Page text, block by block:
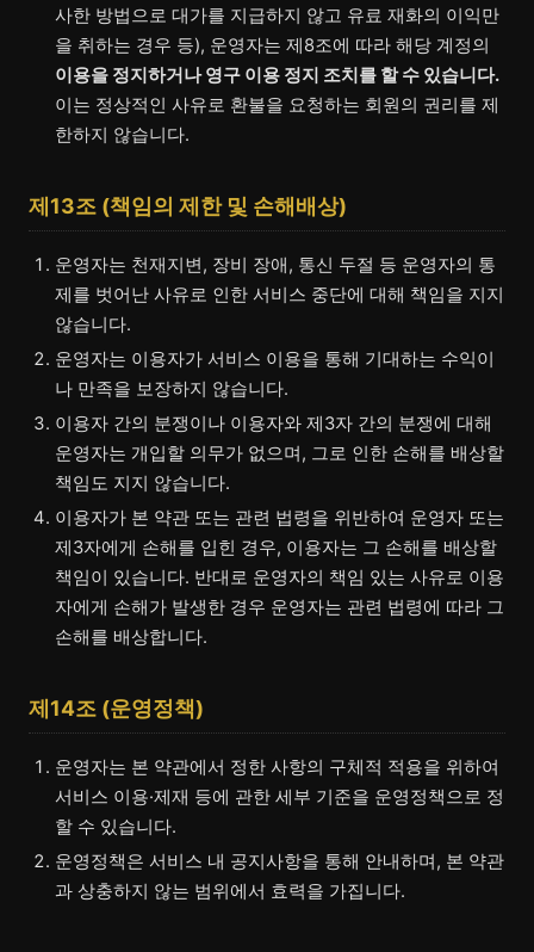
사한 방법으로 대가를 지급하지 않고 유료 재화의 이익만
을 취하는 경우 등), 운영자는 제8조에 따라 해당 계정의
이용을 정지하거나 영구 이용 정지 조치를 할 수 있습니다.
이는 정상적인 사유로 환불을 요청하는 회원의 권리를 제
한하지 않습니다.
제13조 (책임의 제한 및 손해배상)
운영자는 천재지변, 장비 장애, 통신 두절 등 운영자의 통
제를 벗어난 사유로 인한 서비스 중단에 대해 책임을 지지
않습니다.
운영자는 이용자가 서비스 이용을 통해 기대하는 수익이
나 만족을 보장하지 않습니다.
이용자 간의 분쟁이나 이용자와 제3자 간의 분쟁에 대해
운영자는 개입할 의무가 없으며, 그로 인한 손해를 배상할
책임도 지지 않습니다.
이용자가 본 약관 또는 관련 법령을 위반하여 운영자 또는
제3자에게 손해를 입힌 경우, 이용자는 그 손해를 배상할
책임이 있습니다. 반대로 운영자의 책임 있는 사유로 이용
자에게 손해가 발생한 경우 운영자는 관련 법령에 따라 그
손해를 배상합니다.
제14조 (운영정책)
운영자는 본 약관에서 정한 사항의 구체적 적용을 위하여
서비스 이용·제재 등에 관한 세부 기준을 운영정책으로 정
할 수 있습니다.
운영정책은 서비스 내 공지사항을 통해 안내하며, 본 약관
과 상충하지 않는 범위에서 효력을 가집니다.